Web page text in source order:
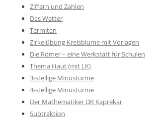
Ziffern und Zahlen
Das Wetter
Termiten
Zirkelübung Kreisblume mit Vorlagen
Die Römer – eine Werkstatt für Schulen
Thema Haut (mit LK)
3-stellige Minustürme
4-stellige Minustürme
Der Mathematiker DR Kaprekar
Subtraktion